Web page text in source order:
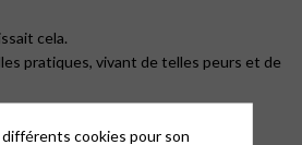
cela.
pratiques, vivant de telles peurs et de
ainsi qu’il priait le Père !
cookies pour son